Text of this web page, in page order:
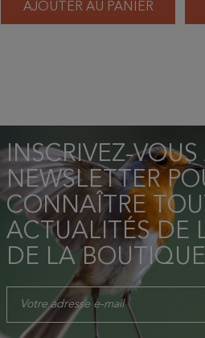
AJOUTER AU PANIER
INSCRIVEZ-
NEWSLETTER
CONNAÎTRE
ACTUALITÉS DE
DE LA